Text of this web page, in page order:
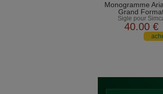
Monogramme
Grand
Sigle pour
40.00 €